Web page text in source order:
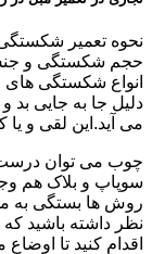
نحوه تعمیر
حجم شکستگی و جنس
انواع شکستگی های
دلیل جا به جایی بد
می آید.این لقی و
چوب می توان درست
سوپاپ و بلاک هم
روش ها بستگی به
نظر داشته باشید
اقدام کنید تا